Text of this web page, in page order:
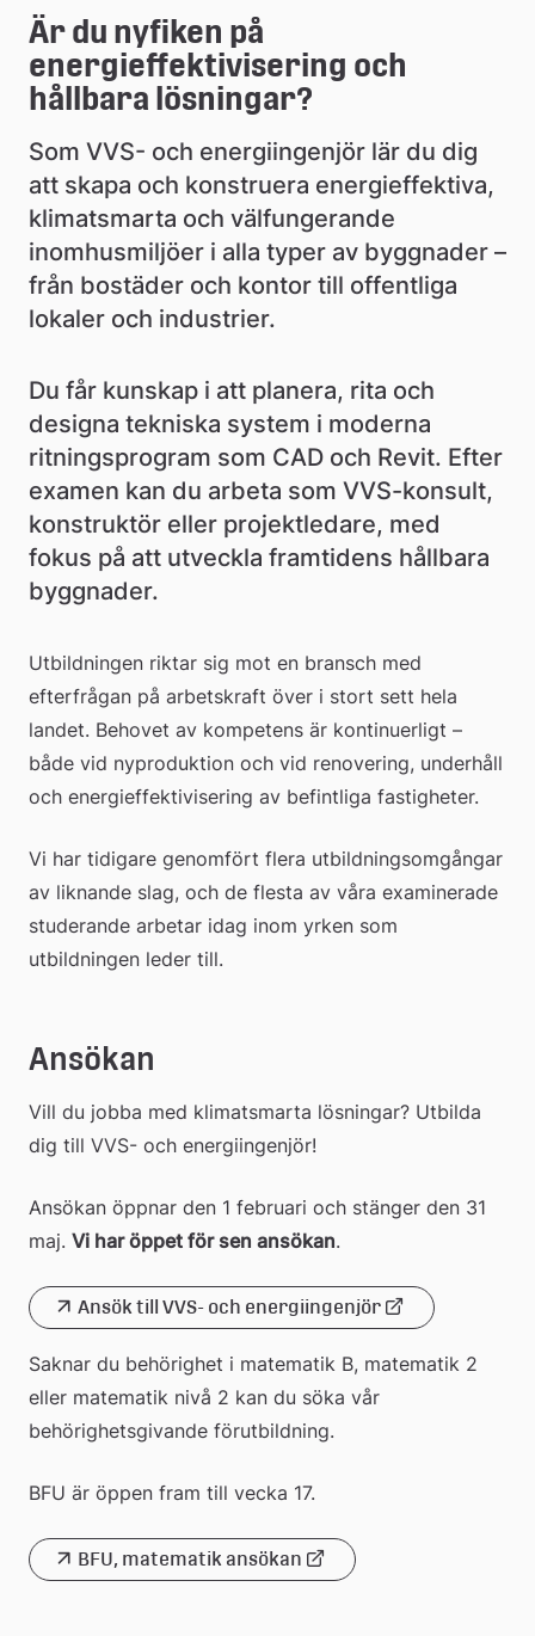
m
u
n
Är du nyfiken på
energieffektivisering och
hållbara lösningar?
Som VVS- och energiingenjör lär du dig
att skapa och konstruera energieffektiva,
klimatsmarta och välfungerande
inomhusmiljöer i alla typer av byggnader –
från bostäder och kontor till offentliga
lokaler och industrier.
Du får kunskap i att planera, rita och
designa tekniska system i moderna
ritningsprogram som CAD och Revit. Efter
examen kan du arbeta som VVS-konsult,
konstruktör eller projektledare, med
fokus på att utveckla framtidens hållbara
byggnader.
Utbildningen riktar sig mot en bransch med
efterfrågan på arbetskraft över i stort sett hela
landet. Behovet av kompetens är kontinuerligt –
både vid nyproduktion och vid renovering, underhåll
och energieffektivisering av befintliga fastigheter.
Vi har tidigare genomfört flera utbildningsomgångar
av liknande slag, och de flesta av våra examinerade
studerande arbetar idag inom yrken som
utbildningen leder till.
Ansökan
Vill du jobba med klimatsmarta lösningar? Utbilda
dig till VVS- och energiingenjör!
Ansökan öppnar den 1 februari och stänger den 31
maj. Vi har öppet för sen ansökan.
Ansök till VVS- och energiingenjör
Länk
till
extern
Saknar du behörighet i matematik B, matematik 2
eller matematik nivå 2 kan du söka vår
behörighetsgivande förutbildning.
BFU är öppen fram till vecka 17.
BFU, matematik ansökan
Länk